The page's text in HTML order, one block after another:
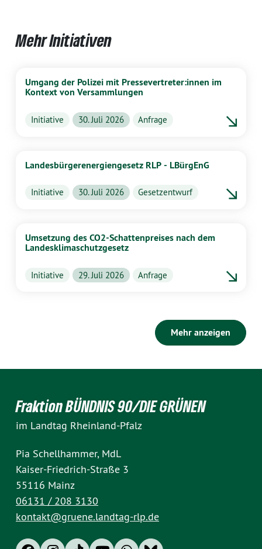
Mehr Initiativen
Umgang der Polizei mit Pressevertreter:innen im
Kontext von Versammlungen
Initiative 30. Juli 2026 Anfrage
Landesbürgerenergiengesetz RLP - LBürgEnG
Initiative 30. Juli 2026 Gesetzentwurf
Umsetzung des CO2-Schattenpreises nach dem
Landesklimaschutzgesetz
Initiative 29. Juli 2026 Anfrage
Mehr anzeigen
Fraktion BÜNDNIS 90/DIE GRÜNEN
im Landtag Rheinland-Pfalz
Pia Schellhammer, MdL
Kaiser-Friedrich-Straße 3
55116 Mainz
06131 / 208 3130
kontakt@gruene.landtag-rlp.de